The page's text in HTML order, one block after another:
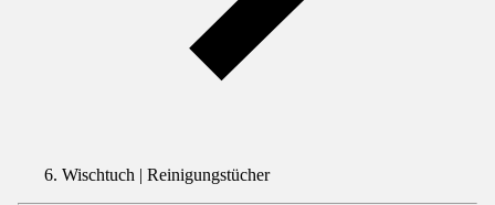
Wischtuch | Reinigungstücher